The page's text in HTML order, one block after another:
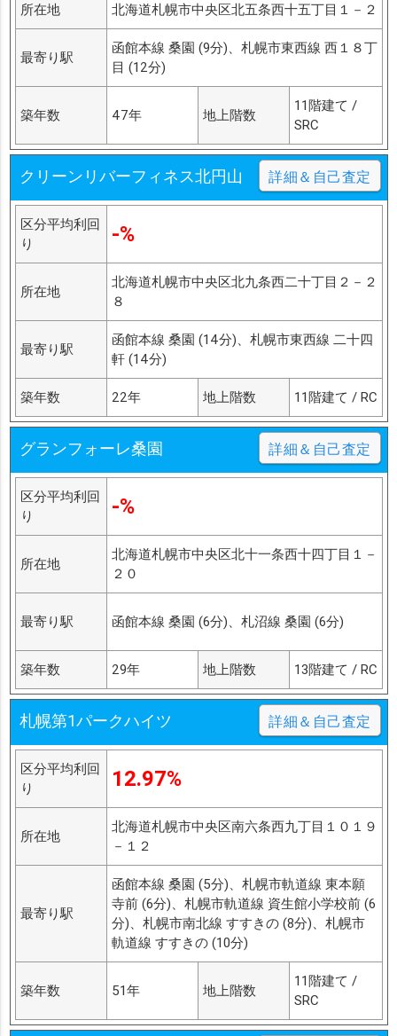
所在地 北海道札幌市中央区北五条西十五丁目１－２
最寄り駅
函館本線 桑園 (9分)、札幌市東西線 西１８丁
目 (12分)
築年数 47年 地上階数
11階建て /
SRC
クリーンリバーフィネス北円山 詳細＆自己査定
区分平均利回
り
-%
所在地
北海道札幌市中央区北九条西二十丁目２－２
８
最寄り駅
函館本線 桑園 (14分)、札幌市東西線 二十四
軒 (14分)
築年数 22年 地上階数 11階建て / RC
グランフォーレ桑園 詳細＆自己査定
区分平均利回
り
-%
所在地
北海道札幌市中央区北十一条西十四丁目１－
２０
最寄り駅 函館本線 桑園 (6分)、札沼線 桑園 (6分)
築年数 29年 地上階数 13階建て / RC
札幌第1パークハイツ 詳細＆自己査定
区分平均利回
り
12.97%
所在地
北海道札幌市中央区南六条西九丁目１０１９
－１２
最寄り駅
函館本線 桑園 (5分)、札幌市軌道線 東本願
寺前 (6分)、札幌市軌道線 資生館小学校前 (6
分)、札幌市南北線 すすきの (8分)、札幌市
軌道線 すすきの (10分)
築年数 51年 地上階数
11階建て /
SRC